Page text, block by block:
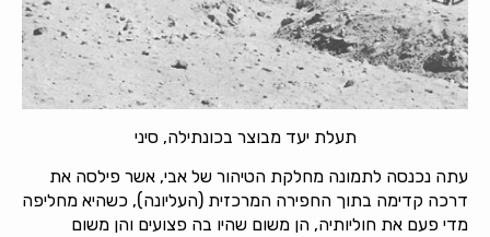
תעלת יעד מבוצר בכונתילה, סיני
עתה נכנסה לתמונה מחלקת הטיהור של אבי, אשר פילסה את
דרכה קדימה בתוך החפירה המרכזית (העליונה), כשהיא מחליפה
מדי פעם את חוליותיה, הן משום שהיו בה פצועים והן משום